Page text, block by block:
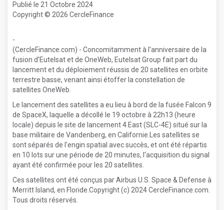
Publié le 21 Octobre 2024
Copyright © 2026 CercleFinance
-
(CercleFinance.com) - Concomitamment à l'anniversaire de la
fusion d'Eutelsat et de OneWeb, Eutelsat Group fait part du
lancement et du déploiement réussis de 20 satellites en orbite
terrestre basse, venant ainsi étoffer la constellation de
satellites OneWeb.
Le lancement des satellites a eu lieu à bord de la fusée Falcon 9
de SpaceX, laquelle a décollé le 19 octobre à 22h13 (heure
locale) depuis le site de lancement 4 East (SLC-4E) situé sur la
base militaire de Vandenberg, en Californie.Les satellites se
sont séparés de l'engin spatial avec succès, et ont été répartis
en 10 lots sur une période de 20 minutes, l'acquisition du signal
ayant été confirmée pour les 20 satellites.
Ces satellites ont été conçus par Airbus U.S. Space & Defense à
Merritt Island, en Floride.Copyright (c) 2024 CercleFinance.com.
Tous droits réservés.